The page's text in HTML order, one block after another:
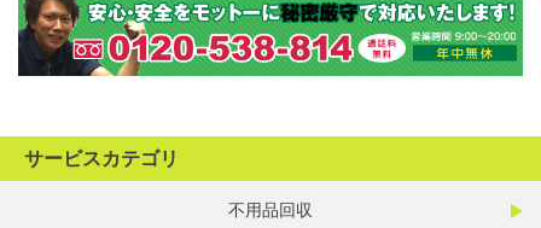
サービスカテゴリ
不用品回収